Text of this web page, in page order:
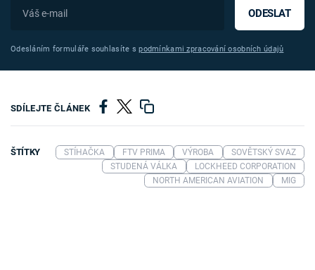
ODESLAT
Odesláním formuláře souhlasíte spodmínkami zpracování osobních údajů
SDÍLEJTE ČLÁNEK
ŠTÍTKY STÍHAČKA FTV PRIMA VÝROBA
SOVĚTSKÝ SVAZ
STUDENÁ VÁLKA
LOCKHEED CORPORATION
NORTH AMERICAN AVIATION
MIG